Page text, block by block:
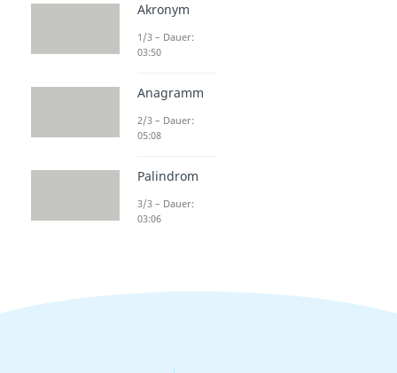
Akronym
1/3 – Dauer:
03:50
Anagramm
2/3 – Dauer:
05:08
Palindrom
3/3 – Dauer:
03:06